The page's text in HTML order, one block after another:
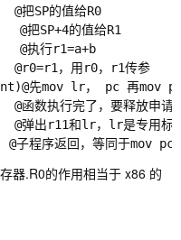
@把SP的值给R0
@把SP+4的值给R1
@执行r1=a+b
@r0=r1，用r0，r1传参
先mov lr， pc 再
函数执行完了，要释放申请
弹出r11和lr，lr是专用标
器.R0的作用相当于 x86 的